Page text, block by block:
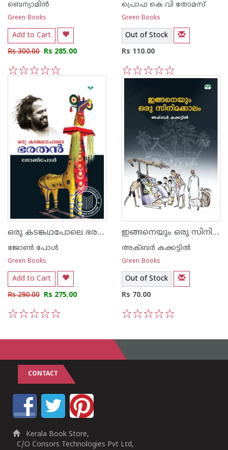
ബെന്യാമിന്‍
Green Books
Add to Cart
Rs 300.00 Rs 285.00
പ്രൊഫ കെ വി തോമസ്
Green Books
Out of Stock
Rs 110.00
5
4
3
2
1
ഒരു കടങ്കഥപോലെ ഭരത‌ന്‍
ജോണ്‍ പോള്‍
Green Books
Add to Cart
Rs 290.00 Rs 275.00
ഇങ്ങനെയും ഒരു സിനിമക്കാലം
അക്‍ബര്‍ കക്കട്ടില്‍
Green Books
Out of Stock
Rs 70.00
CONTACT
Kerala Book Store,
C/O Consors Technologies Pvt Ltd,